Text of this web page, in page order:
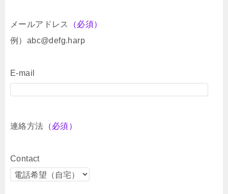
メールアドレス
（必須）
例）abc@defg.harp
E-mail
連絡方法 （必須）
Contact